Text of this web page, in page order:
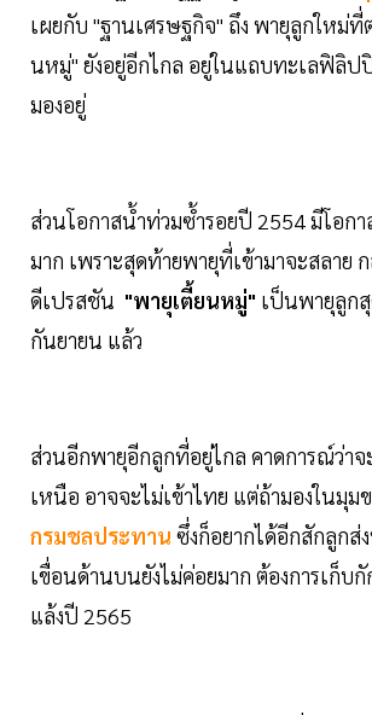
เผยกับ "ฐานเศรษฐกิจ" ถึง พายุลูกใหม่ที่
นหมู่" ยังอยู่อีกไกล อยู่ในแถบทะเลฟิลิ
มองอยู่
ส่วนโอกาสน้ำท่วมซ้ำรอยปี 2554 มีโอก
มาก เพราะสุดท้ายพายุที่เข้ามาจะสลาย
ดีเปรสชัน "พายุเตี้ยนหมู่" เป็นพายุลูก
กันยายน แล้ว
ส่วนอีกพายุอีกลูกที่อยู่ไกล คาดการณ์ว่า
เหนือ อาจจะไม่เข้าไทย แต่ถ้ามองในมุม
กรมชลประทาน ซึ่งก็อยากได้อีกสักลูกส่
เขื่อนด้านบนยังไม่ค่อยมาก ต้องการเก็บกั
แล้งปี 2565